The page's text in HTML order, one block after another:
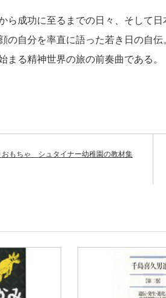
ら成功に至るまでの日々、そして
の自分を率直に語った若き日の自
まる精神世界の旅の前奏曲である。
おもちゃ シュタイナー幼稚園の教材集